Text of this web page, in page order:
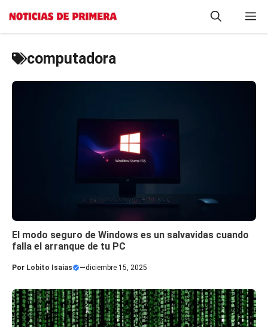
Saltar
computadora
El modo seguro de Windows es un salvavidas cuando
falla el arranque de tu PC
Por Lobito Isaias —diciembre 15, 2025